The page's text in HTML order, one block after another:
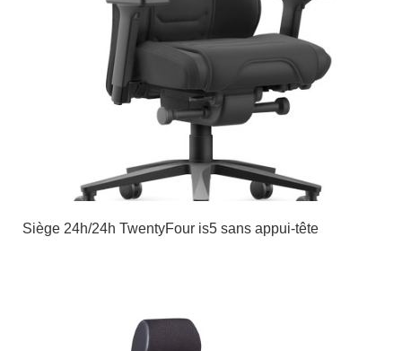
Siège 24h/24h TwentyFour is5 sans appui-tête